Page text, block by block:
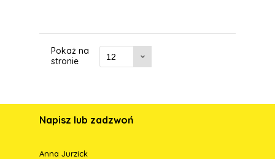
Pokaż na
stronie
Napisz lub zadzwoń
Anna Jurzick